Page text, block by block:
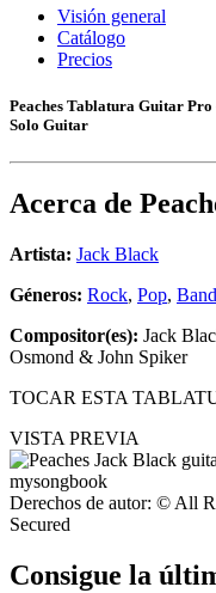
Visión general
Catálogo
Precios
Peaches Tablatura Guitar
Solo Guitar
Acerca de
Artista: Jack Black
Géneros: Rock, Pop,
Compositor(es): Jack
Osmond & John Spiker
TOCAR ESTA
VISTA PREVIA
Derechos de autor: © All
Secured
Consigue la